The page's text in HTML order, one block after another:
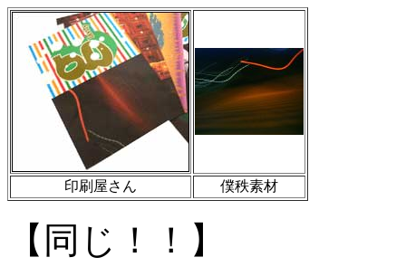
印刷屋さん 僕秩素材
【同じ！！】